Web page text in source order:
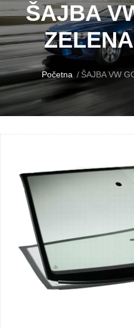
ŠAJBA
Početna ŠAJBA VW